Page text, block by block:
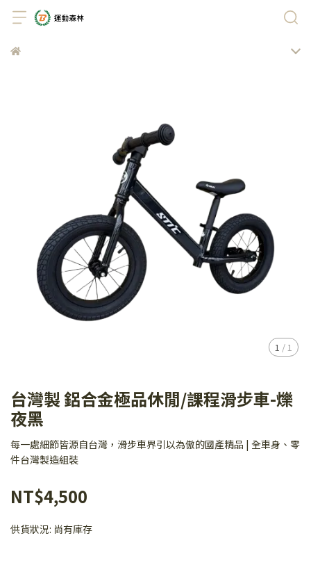
1 / 1
台灣製 鋁合金極品休閒/課程滑步車-爍
夜黑
每一處細節皆源自台灣，滑步車界引以為傲的國產精品 | 全車身、零
件台灣製造組裝
NT$4,500
供貨狀況: 尚有庫存